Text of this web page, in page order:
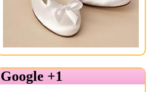
Google +1